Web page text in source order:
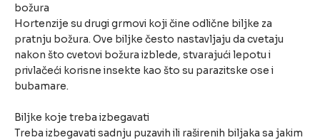
božura
Hortenzije su drugi grmovi koji čine odlične biljke za
pratnju božura. Ove biljke često nastavljaju da cvetaju
nakon što cvetovi božura izblede, stvarajući lepotu i
privlačeći korisne insekte kao što su parazitske ose i
bubamare.
Biljke koje treba izbegavati
Treba izbegavati sadnju puzavih ili raširenih biljaka sa jakim